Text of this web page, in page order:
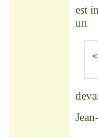
est
un